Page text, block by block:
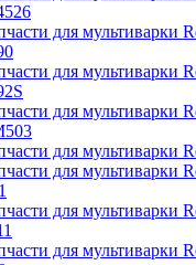
для мультиварки
для мультиварки
для мультиварки
для мультиварки
для мультиварки
для мультиварки
для мультиварки